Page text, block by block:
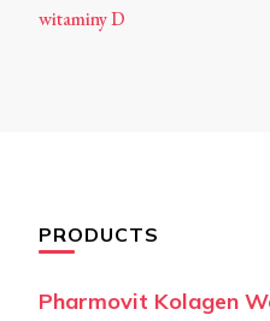
witaminy D
PRODUCTS
Pharmovit Kolagen